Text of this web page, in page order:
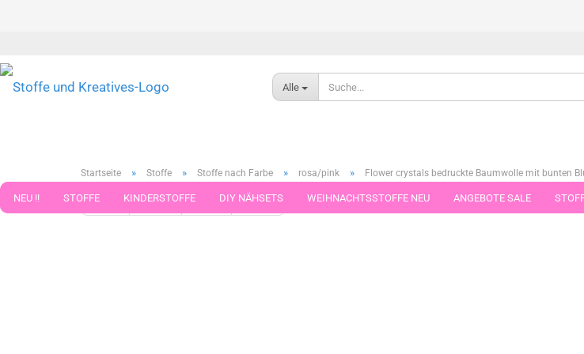
Alle
NEU !! STOFFE KINDERSTOFFE DIY NÄHSETS WEIHNACHTSSTOFFE NEU ANGEBOTE SALE
Startseite » Stoffe » Stoffe nach Farbe » rosa/pink » Flower crystals bedruckte Baumwolle mit bunten
« Erster « zurück weiter » Letzter » Artikel in dieser Kategorie